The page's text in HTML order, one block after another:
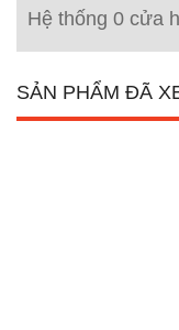
Hệ thống 0 cửa
SẢN PHẨM ĐÃ